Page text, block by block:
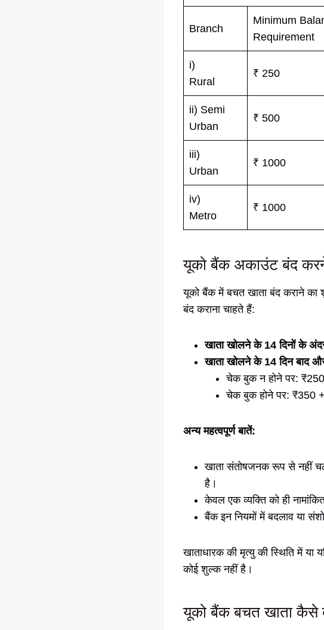
Branch
Minimum
Requirement
i)
Rural
₹ 250
ii) Semi
Urban
₹ 500
iii)
Urban
₹ 1000
iv)
Metro
₹ 1000
यूको बैंक अकाउंट बंद
यूको बैंक में बचत खाता बंद कराने का
बंद कराना चाहते हैं:
खाता खोलने के 14 दिनों के
खाता खोलने के 14 दिन बाद
चेक बुक न होने पर:
चेक बुक होने पर: ₹350
अन्य महत्वपूर्ण बातें:
खाता संतोषजनक रूप से नहीं
है।
केवल एक व्यक्ति को ही
बैंक इन नियमों में बदलाव या
खाताधारक की मृत्यु की स्थिति में या
कोई शुल्क नहीं है।
यूको बैंक बचत खाता कैसे